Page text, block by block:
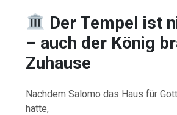
Der Tempel ist
– auch der König
Zuhause
Nachdem Salomo das Haus für
hatte,